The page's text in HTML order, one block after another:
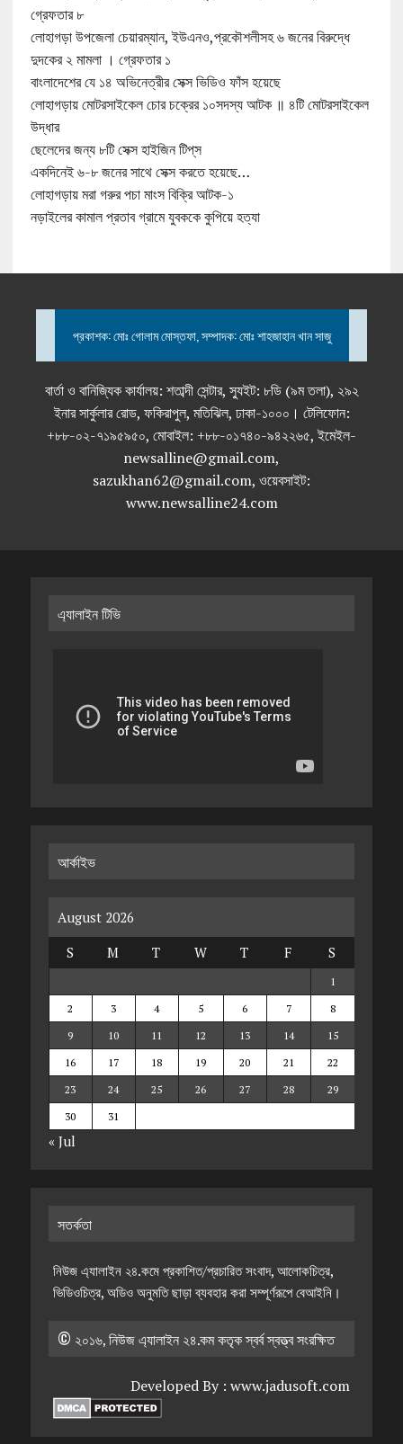
গ্রেফতার ৮
লোহাগড়া উপজেলা চেয়ারম্যান, ইউএনও,প্রকৌশলীসহ ৬ জনের বিরুদ্ধে
দুদকের ২ মামলা । গ্রেফতার ১
বাংলাদেশের যে ১৪ অভিনেত্রীর সেক্স ভিডিও ফাঁস হয়েছে
লোহাগড়ায় মোটরসাইকেল চোর চক্রের ১০সদস্য আটক ॥ ৪টি মোটরসাইকেল
উদ্ধার
ছেলেদের জন্য ৮টি সেক্স হাইজিন টিপ্‌স
একদিনেই ৬-৮ জনের সাথে সেক্স করতে হয়েছে…
লোহাগড়ায় মরা গরুর পচা মাংস বিক্রি আটক-১
নড়াইলের কামাল প্রতাব গ্রামে যুবককে কুপিয়ে হত্যা
প্রকাশক: মোঃ গোলাম মোস্তফা, সম্পাদক: মোঃ শাহজাহান খান সাজু
বার্তা ও বানিজ্যিক কার্যালয়: শতাব্দী সেন্টার, স্যুইট: ৮ডি (৯ম তলা), ২৯২
ইনার সার্কুলার রোড, ফকিরাপুল, মতিঝিল, ঢাকা-১০০০। টেলিফোন:
+৮৮-০২-৭১৯৫৯৫০, মোবাইল: +৮৮-০১৭৪০-৯৪২২৬৫, ইমেইল-
newsalline@gmail.com,
sazukhan62@gmail.com, ওয়েবসাইট:
www.newsalline24.com
এ্যালাইন টিভি
আর্কাইভ
August 2026
S
M T W T F S
1
2
3 4 5 6 7
8
9
10 11 12 13 14
15
16
17 18 19 20 21
22
23
24 25 26 27 28
29
30
31
« Jul
সতর্কতা
নিউজ এ্যালাইন ২৪.কমে প্রকাশিত/প্রচারিত সংবাদ, আলোকচিত্র,
ভিডিওচিত্র, অডিও অনুমতি ছাড়া ব্যবহার করা সম্পূর্ণরূপে বেআইনি।
© ২০১৬, নিউজ এ্যালাইন ২৪.কম কতৃক স্বর্ব স্বত্ত্ব সংরক্ষিত
Developed By :www.jadusoft.com